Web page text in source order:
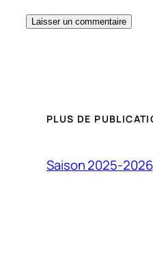
PLUS DE
Saison 2025-2026